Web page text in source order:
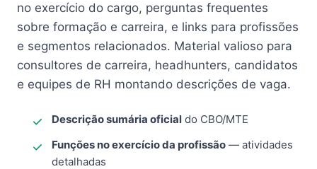
no exercício do cargo, perguntas frequentes
sobre formação e carreira, e links para profissões
e segmentos relacionados. Material valioso para
consultores de carreira, headhunters, candidatos
e equipes de RH montando descrições de vaga.
Descrição sumária oficial do CBO/MTE
Funções no exercício da profissão — atividades
detalhadas